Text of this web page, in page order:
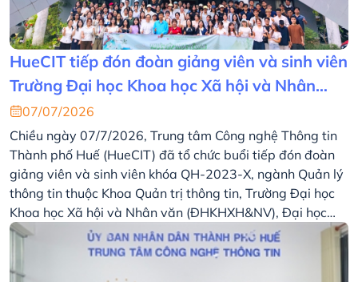
HueCIT tiếp đón đoàn giảng viên và sinh viên
Trường Đại học Khoa học Xã hội và Nhân
văn, Đại học Quốc gia Hà Nội tham quan,
thực tập thực tế
07/07/2026
Chiều ngày 07/7/2026, Trung tâm Công nghệ Thông tin
Thành phố Huế (HueCIT) đã tổ chức buổi tiếp đón đoàn
giảng viên và sinh viên khóa QH-2023-X, ngành Quản lý
thông tin thuộc Khoa Quản trị thông tin, Trường Đại học
Khoa học Xã hội và Nhân văn (ĐHKHXH&NV), Đại học
Quốc gia Hà Nội (ĐHQG Hà Nội) đến tham quan, thực
tập thực tế tại Trung tâm.